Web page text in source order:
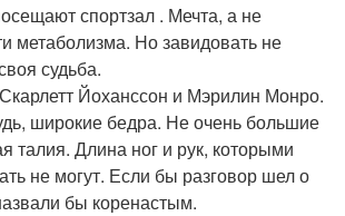
спортзал . Мечта, а не
метаболизма. Но завидовать не
судьба.
Йоханссон и Мэрилин Монро.
широкие бедра. Не очень большие
талия. Длина ног и рук, которыми
не могут. Если бы разговор шел о
бы коренастым.